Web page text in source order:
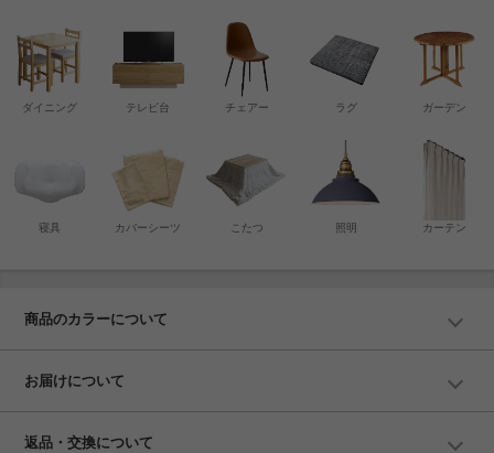
寝具 カバーシーツ
チェアー
こたつ
テレビ台
ダイニング ラグ
カーテン
照明
ガーデン
商品のカラーについて
お届けについて
返品・交換について